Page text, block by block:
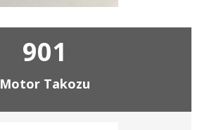
901
Motor Takozu